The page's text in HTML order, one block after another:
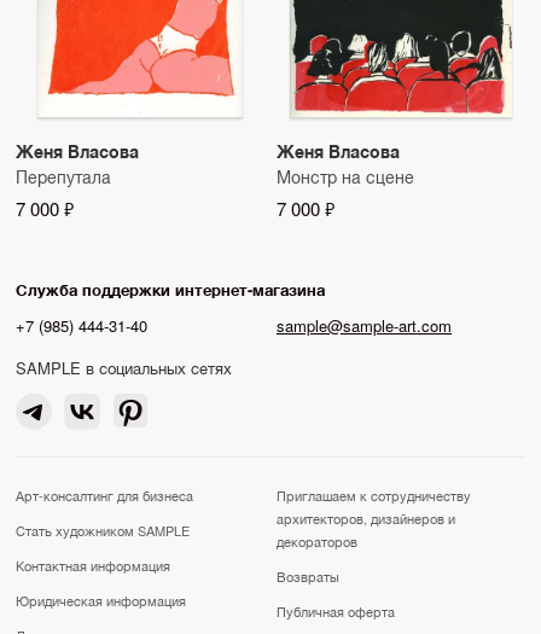
Женя Власова
Перепутала
7 000 ₽
Женя Власова
Монстр на сцене
7 000 ₽
Служба поддержки интернет-магазина
+7 (985) 444-31-40
sample@sample-art.com
SAMPLE в социальных сетях
Арт-консалтинг для бизнеса
Стать художником SAMPLE
Контактная информация
Юридическая информация
Приглашаем к сотрудничеству
архитекторов, дизайнеров и
декораторов
Возвраты
Публичная оферта